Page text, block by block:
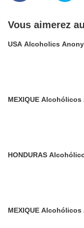
Vous aimerez
USA Alcoholics
MEXIQUE
HONDURAS
MEXIQUE